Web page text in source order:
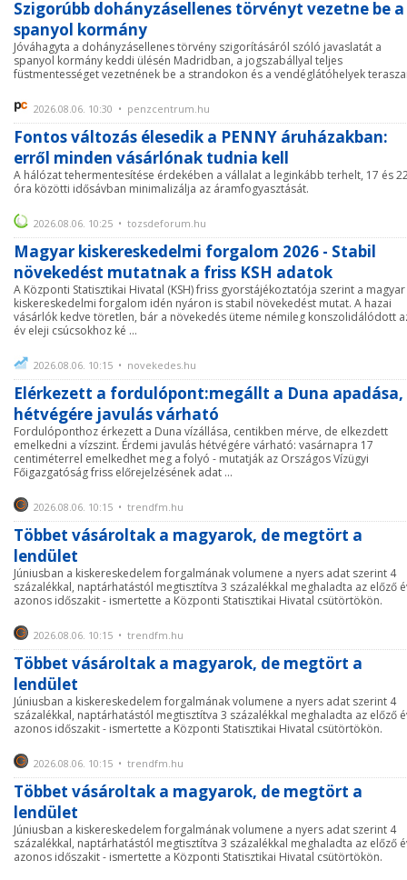
Szigorúbb dohányzásellenes törvényt vezetne be a
spanyol kormány
Jóváhagyta a dohányzásellenes törvény szigorításáról szóló javaslatát a
spanyol kormány keddi ülésén Madridban, a jogszabállyal teljes
füstmentességet vezetnének be a strandokon és a vendéglátóhelyek
2026.08.06. 10:30 • penzcentrum.hu
Fontos változás élesedik a PENNY áruházakban:
erről minden vásárlónak tudnia kell
A hálózat tehermentesítése érdekében a vállalat a leginkább terhelt, 17 és
óra közötti idősávban minimalizálja az áramfogyasztását.
2026.08.06. 10:25 • tozsdeforum.hu
Magyar kiskereskedelmi forgalom 2026 - Stabil
növekedést mutatnak a friss KSH adatok
A Központi Statisztikai Hivatal (KSH) friss gyorstájékoztatója szerint a magyar
kiskereskedelmi forgalom idén nyáron is stabil növekedést mutat. A hazai
vásárlók kedve töretlen, bár a növekedés üteme némileg konszolidálódott
év eleji csúcsokhoz ké ...
2026.08.06. 10:15 • novekedes.hu
Elérkezett a fordulópont:megállt a Duna apadása,
hétvégére javulás várható
Fordulóponthoz érkezett a Duna vízállása, centikben mérve, de elkezdett
emelkedni a vízszint. Érdemi javulás hétvégére várható: vasárnapra 17
centiméterrel emelkedhet meg a folyó - mutatják az Országos Vízügyi
Főigazgatóság friss előrejelzésének adat ...
2026.08.06. 10:15 • trendfm.hu
Többet vásároltak a magyarok, de megtört a
lendület
Júniusban a kiskereskedelem forgalmának volumene a nyers adat szerint 4
százalékkal, naptárhatástól megtisztítva 3 százalékkal meghaladta az előző
azonos időszakit - ismertette a Központi Statisztikai Hivatal csütörtökön.
2026.08.06. 10:15 • trendfm.hu
Többet vásároltak a magyarok, de megtört a
lendület
Júniusban a kiskereskedelem forgalmának volumene a nyers adat szerint 4
százalékkal, naptárhatástól megtisztítva 3 százalékkal meghaladta az előző
azonos időszakit - ismertette a Központi Statisztikai Hivatal csütörtökön.
2026.08.06. 10:15 • trendfm.hu
Többet vásároltak a magyarok, de megtört a
lendület
Júniusban a kiskereskedelem forgalmának volumene a nyers adat szerint 4
százalékkal, naptárhatástól megtisztítva 3 százalékkal meghaladta az előző
azonos időszakit - ismertette a Központi Statisztikai Hivatal csütörtökön.